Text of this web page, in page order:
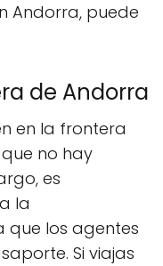
Andorra, puede
de Andorra
en la frontera
no hay
es
la
que los agentes
Si viajas